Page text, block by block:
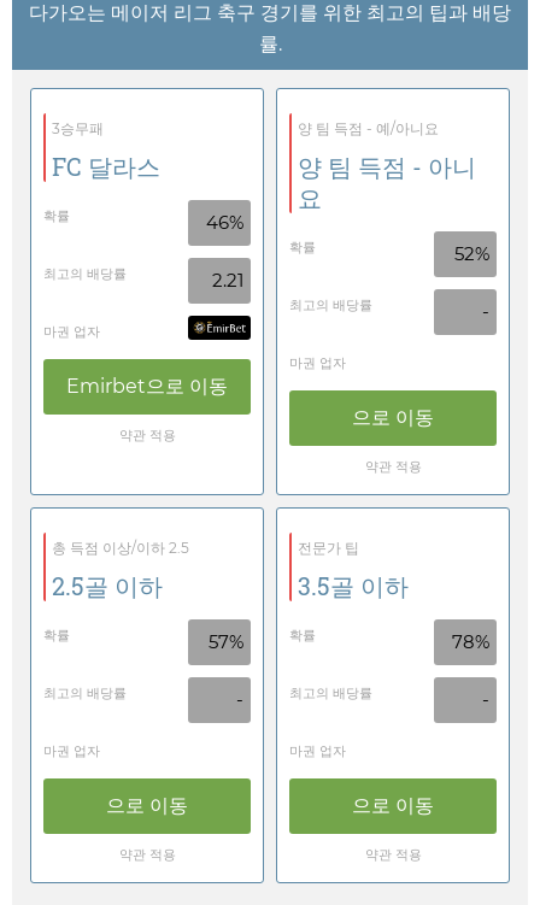
다가오는 메이저 리그 축구 경기를 위한 최고의 팁과 배당
률.
3승무패
FC 달라스
확률 46%
최고의 배당률 2.21
마권 업자
Emirbet으로 이동
약관 적용
양 팀 득점 - 예/아니요
양 팀 득점 - 아니
요
확률 52%
최고의 배당률 -
마권 업자
으로 이동
약관 적용
총 득점 이상/이하 2.5
2.5골 이하
확률 57%
최고의 배당률 -
마권 업자
으로 이동
약관 적용
전문가 팁
3.5골 이하
확률 78%
최고의 배당률 -
마권 업자
으로 이동
약관 적용